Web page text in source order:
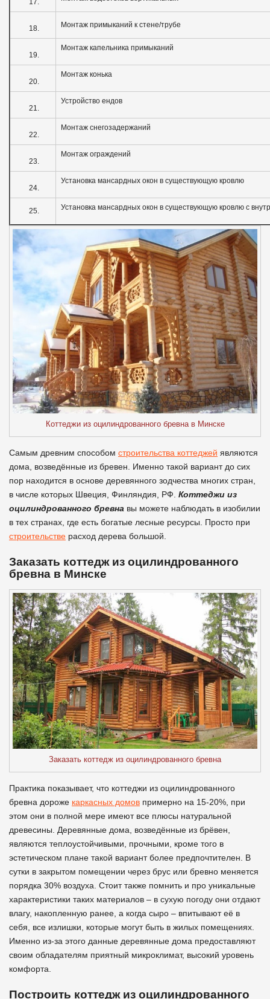
17.
18. Монтаж примыканий к стене/трубе
19.
Монтаж капельника примыканий
20.
Монтаж конька
21.
Устройство ендов
22.
Монтаж снегозадержаний
23.
Монтаж ограждений
24.
Установка мансардных окон в существующую кровлю
25. Установка мансардных окон в существующую кровлю с
Коттеджи из оцилиндрованного бревна в Минске
Самым древним способом строительства коттеджей являются
дома, возведённые из бревен. Именно такой вариант до сих
пор находится в основе деревянного зодчества многих стран,
в числе которых Швеция, Финляндия, РФ. Коттеджи из
оцилиндрованного бревна вы можете наблюдать в изобилии
в тех странах, где есть богатые лесные ресурсы. Просто при
строительстве расход дерева большой.
Заказать коттедж из оцилиндрованного
бревна в Минске
Заказать коттедж из оцилиндрованного бревна
Практика показывает, что коттеджи из оцилиндрованного
бревна дороже каркасных домов примерно на 15-20%, при
этом они в полной мере имеют все плюсы натуральной
древесины. Деревянные дома, возведённые из брёвен,
являются теплоустойчивыми, прочными, кроме того в
эстетическом плане такой вариант более предпочтителен. В
сутки в закрытом помещении через брус или бревно меняется
порядка 30% воздуха. Стоит также помнить и про уникальные
характеристики таких материалов – в сухую погоду они отдают
влагу, накопленную ранее, а когда сыро – впитывают её в
себя, все излишки, которые могут быть в жилых помещениях.
Именно из-за этого данные деревянные дома предоставляют
своим обладателям приятный микроклимат, высокий уровень
комфорта.
Построить коттедж из оцилиндрованного